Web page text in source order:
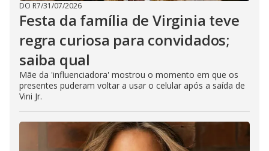
DO R7/31/07/2026
Festa da família de Virginia teve
regra curiosa para convidados;
saiba qual
Mãe da 'influenciadora' mostrou o momento em que os
presentes puderam voltar a usar o celular após a saída de
Vini Jr.